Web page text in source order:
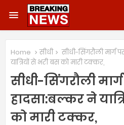
Home सीधी
सीधी-सिंगरौली
यात्रियों से भरी बस को मारी टक्कर,
सीधी-सिंगरौली
हादसा:बल्कर ने
को मारी टक्कर,